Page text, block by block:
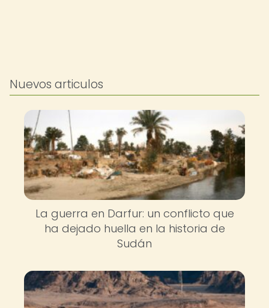
Nuevos articulos
La guerra en Darfur: un conflicto que
ha dejado huella en la historia de
Sudán